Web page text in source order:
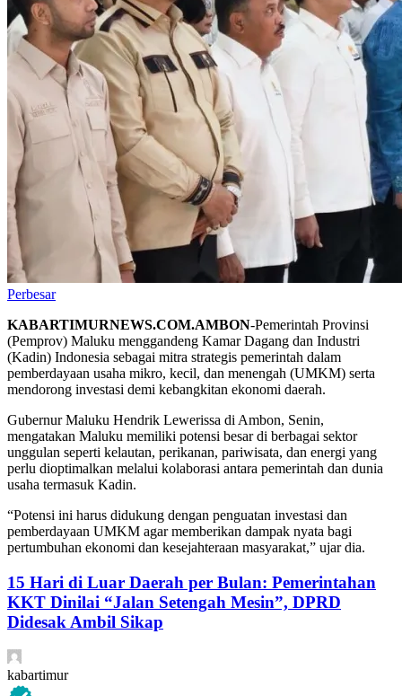
Perbesar
KABARTIMURNEWS.COM.AMBON-Pemerintah Provinsi
(Pemprov) Maluku menggandeng Kamar Dagang dan Industri
(Kadin) Indonesia sebagai mitra strategis pemerintah dalam
pemberdayaan usaha mikro, kecil, dan menengah (UMKM) serta
mendorong investasi demi kebangkitan ekonomi daerah.
Gubernur Maluku Hendrik Lewerissa di Ambon, Senin,
mengatakan Maluku memiliki potensi besar di berbagai sektor
unggulan seperti kelautan, perikanan, pariwisata, dan energi yang
perlu dioptimalkan melalui kolaborasi antara pemerintah dan dunia
usaha termasuk Kadin.
“Potensi ini harus didukung dengan penguatan investasi dan
pemberdayaan UMKM agar memberikan dampak nyata bagi
pertumbuhan ekonomi dan kesejahteraan masyarakat,” ujar dia.
15 Hari di Luar Daerah per Bulan: Pemerintahan
KKT Dinilai “Jalan Setengah Mesin”, DPRD
Didesak Ambil Sikap
kabartimur